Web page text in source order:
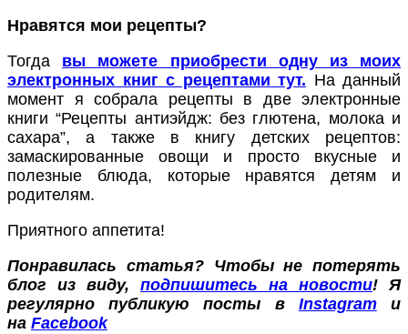
Нравятся мои рецепты?
Тогда вы можете приобрести одну из моих
электронных книг с рецептами тут. На данный
момент я собрала рецепты в две электронные
книги “Рецепты антиэйдж: без глютена, молока и
сахара”, а также в книгу детских рецептов:
замаскированные овощи и просто вкусные и
полезные блюда, которые нравятся детям и
родителям.
Приятного аппетита!
Понравилась статья? Чтобы не потерять
блог из виду, подпишитесь на новости! Я
регулярно публикую посты в Instagramи
на Facebook